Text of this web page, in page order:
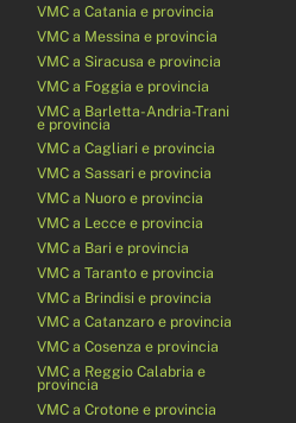
VMC a Catania e provincia
VMC a Messina e provincia
VMC a Siracusa e provincia
VMC a Foggia e provincia
VMC a Barletta-Andria-Trani
e provincia
VMC a Cagliari e provincia
VMC a Sassari e provincia
VMC a Nuoro e provincia
VMC a Lecce e provincia
VMC a Bari e provincia
VMC a Taranto e provincia
VMC a Brindisi e provincia
VMC a Catanzaro e provincia
VMC a Cosenza e provincia
VMC a Reggio Calabria e
provincia
VMC a Crotone e provincia